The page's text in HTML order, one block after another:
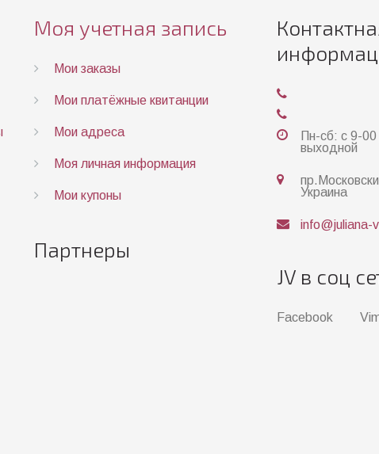
Моя учетная запись
Мои заказы
Мои платёжные квитанции
Мои адреса
Моя личная информация
Мои купоны
Партнеры
Пн-сб: с 9-
выходной
Украина
info@juliana-
JV в соц
Facebook